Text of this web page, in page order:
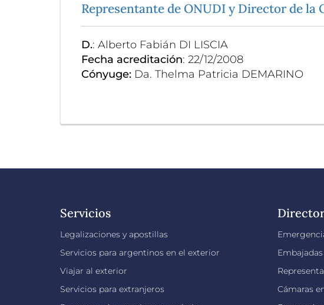
Representante de ONUDI y Director de la
D.: Alberto Fabián DI LISCIA
Fecha acreditación: 22/12/2008
Cónyuge: Da. Thelma Patricia DEMARINO
Servicios
Legalizaciones y apostillas
Servicios para argentinos en el exterior
Viajar al exterior
Servicios para extranjeros
Cámaras